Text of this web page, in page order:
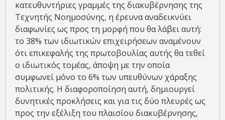
κατευθυντήριες γραμμές της διακυβέρνησης της
Τεχνητής Νοημοσύνης, η έρευνα αναδεικνύει
διαφωνίες ως προς τη μορφή που θα λάβει αυτή:
το 38% των ιδιωτικών επιχειρήσεων αναμένουν
ότι επικεφαλής της πρωτοβουλίας αυτής θα τεθεί
ο ιδιωτικός τομέας, άποψη με την οποία
συμφωνεί μόνο το 6% των υπευθύνων χάραξης
πολιτικής. Η διαφοροποίηση αυτή, δημιουργεί
δυνητικές προκλήσεις και για τις δύο πλευρές ως
προς την εξέλιξη του πλαισίου διακυβέρνησης,